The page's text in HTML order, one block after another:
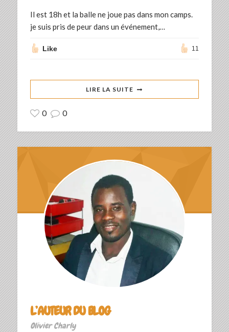
Il est 18h et la balle ne joue pas dans mon camps.
je suis pris de peur dans un événement,…
Like 11
LIRE LA SUITE
0 0
L’AUTEUR DU BLOG
Olivier Charly